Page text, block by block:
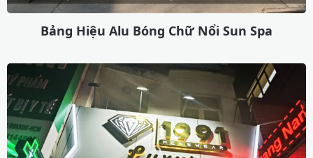
Bảng Hiệu Alu Bóng Chữ Nổi Sun Spa